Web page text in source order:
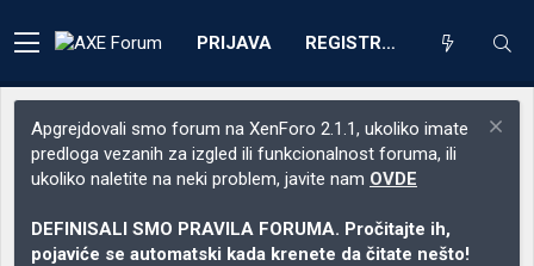
PRIJAVA REGISTRACIJA
Apgrejdovali smo forum na XenForo 2.1.1, ukoliko imate
predloga vezanih za izgled ili funkcionalnost foruma, ili
ukoliko naletite na neki problem, javite nam OVDE
DEFINISALI SMO PRAVILA FORUMA. Pročitajte ih,
pojaviće se automatski kada krenete da čitate nešto!